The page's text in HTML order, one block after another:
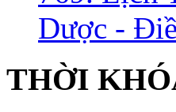
Dược -
THỜI